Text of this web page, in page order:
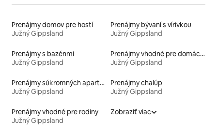
Prenájmy domov pre hostí
Južný Gippsland
Prenájmy bývaní s vírivkou
Južný Gippsland
Prenájmy s bazénmi
Južný Gippsland
Prenájmy vhodné pre domáce zvieratá
Južný Gippsland
Prenájmy súkromných apartmánov
Južný Gippsland
Prenájmy chalúp
Južný Gippsland
Prenájmy vhodné pre rodiny
Južný Gippsland
Zobraziť viac